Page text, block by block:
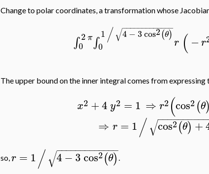
Change to polar coordinates, a transformation whose
∫ 2 π
0 ∫ 1/ 4− 3cos2(θ)
− −
−−−−−−−−−−−
√
0 r ( −r
The upper bound on the inner integral comes from
x2 +4y2 = 1 ⇒ r2 (cos2 (θ)
⇒ r = 1/ cos2(θ) +
−−−−−−−−−−
√
so,r = 1/ 4−3cos2(θ)
− −
−−−−−−−−−−−
√ .